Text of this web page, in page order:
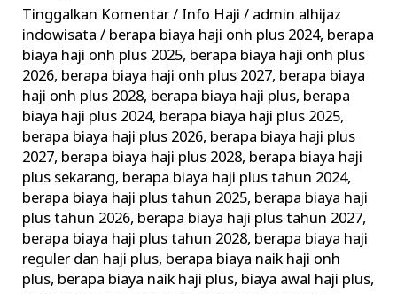
Tinggalkan Komentar/ Info Haji / admin alhijaz
indowisata/ berapa biaya haji onh plus 2024, berapa
biaya haji onh plus 2025, berapa biaya haji onh plus
2026, berapa biaya haji onh plus 2027, berapa biaya
haji onh plus 2028, berapa biaya haji plus, berapa
biaya haji plus 2024, berapa biaya haji plus 2025,
berapa biaya haji plus 2026, berapa biaya haji plus
2027, berapa biaya haji plus 2028, berapa biaya haji
plus sekarang, berapa biaya haji plus tahun 2024,
berapa biaya haji plus tahun 2025, berapa biaya haji
plus tahun 2026, berapa biaya haji plus tahun 2027,
berapa biaya haji plus tahun 2028, berapa biaya haji
reguler dan haji plus, berapa biaya naik haji onh
plus, berapa biaya naik haji plus, biaya awal haji plus,
Haji
Plus
Murah
dengan
Pelayanan
Terbaik